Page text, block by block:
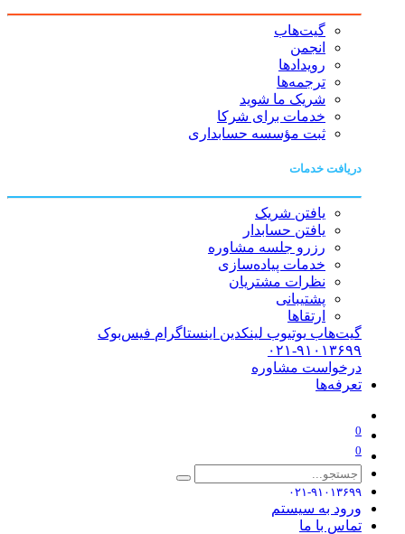
گیت‌هاب
انجمن
رویدادها
ترجمه‌ها
شریک ما شوید
خدمات برای شرکا
ثبت مؤسسه حسابداری
دریافت خدمات
یافتن شریک
یافتن حسابدار
رزرو جلسه مشاوره
خدمات پیاده‌سازی
نظرات مشتریان
پشتیبانی
ارتقاها
گیت‌هاب یوتیوب لینکدین اینستاگرام فیس‌بوک
۰۲۱-۹۱۰۱۳۶۹۹
درخواست مشاوره
تعرفه‌ها
0
0
۰۲۱-۹۱۰۱۳۶۹۹
ورود به سیستم
تماس با ما